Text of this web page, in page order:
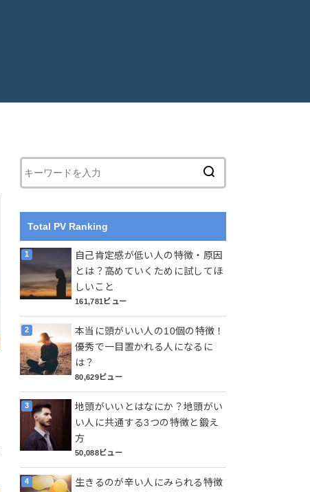
Total PV Ranking
自己肯定感が低い人の特徴・原因
とは？高めていくために試してほ
しいこと
161,781ビュー
本当に頭がいい人の10個の特徴！
優秀で一目置かれる人になるに
は？
80,629ビュー
地頭がいいとはなにか？地頭がい
い人に共通する3つの特徴と鍛え
方
50,088ビュー
生きるのが辛い人にみられる特徴